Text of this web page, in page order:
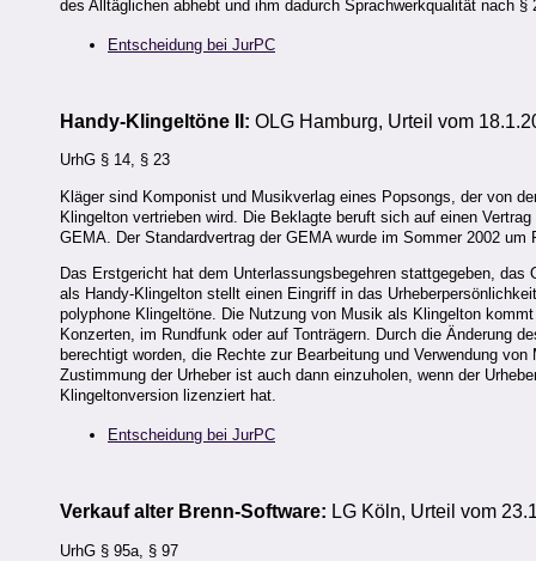
des Alltäglichen abhebt und ihm dadurch Sprachwerkqualität nach
Entscheidung bei JurPC
Handy-Klingeltöne II: OLG Hamburg, Urteil vom
UrhG § 14, § 23
Kläger sind Komponist und Musikverlag eines Popsongs, der von
Klingelton vertrieben wird. Die Beklagte beruft sich auf einen
GEMA. Der Standardvertrag der GEMA wurde im Sommer 2002 um
Das Erstgericht hat dem Unterlassungsbegehren stattgegeben,
als Handy-Klingelton stellt einen Eingriff in das
polyphone Klingeltöne. Die Nutzung von Musik als Klingelton
Konzerten, im Rundfunk oder auf Tonträgern. Durch die Änderung
berechtigt worden, die Rechte zur Bearbeitung und Verwendung
Zustimmung der Urheber ist auch dann einzuholen, wenn der
Klingeltonversion lizenziert hat.
Entscheidung bei JurPC
Verkauf alter Brenn-Software: LG Köln, Urteil vom
UrhG § 95a, § 97